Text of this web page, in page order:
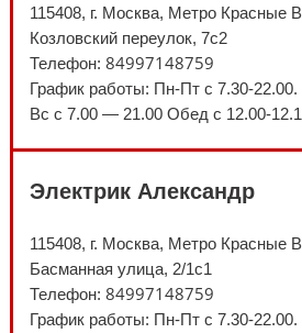
115408, г. Москва, Метро Красные
Козловский переулок, 7с2
Телефон: 84997148759
График работы: Пн-Пт с 7.30-
Вс с 7.00 — 21.00 Обед с 12.00-
Электрик Александр
115408, г. Москва, Метро Красные
Басманная улица, 2/1с1
Телефон: 84997148759
График работы: Пн-Пт с 7.30-